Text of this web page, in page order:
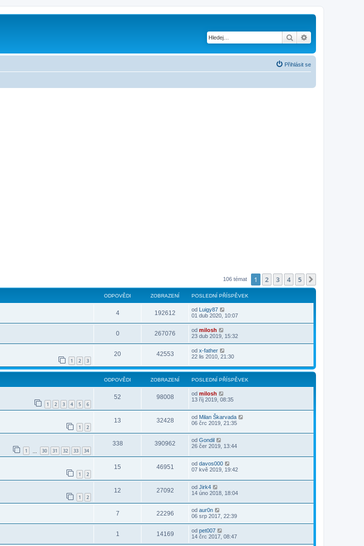
Hledat
Přihlásit se
106 témat 1 2 3 4 5
ODPOVĚDI ZOBRAZENÍ POSLEDNÍ PŘÍSPĚVEK
4 192612 od Luigy87
01 dub 2020, 10:07
0 267076 od milosh
23 dub 2019, 15:32
1 2 3
20 42553 od x-father
22 lis 2010, 21:30
ODPOVĚDI ZOBRAZENÍ POSLEDNÍ PŘÍSPĚVEK
1 2 3 4 5 6
52 98008 od milosh
13 říj 2019, 08:35
1 2
13 32428 od Milan Škarvada
06 črc 2019, 21:35
1 30 31 32 33 34
338 390962 od Gondil
26 čer 2019, 13:44
1 2
15 46951 od davos000
07 kvě 2019, 19:42
1 2
12 27092 od Jirk4
14 úno 2018, 18:04
7 22296 od aur0n
06 srp 2017, 22:39
1 14169 od pet007
14 črc 2017, 08:47